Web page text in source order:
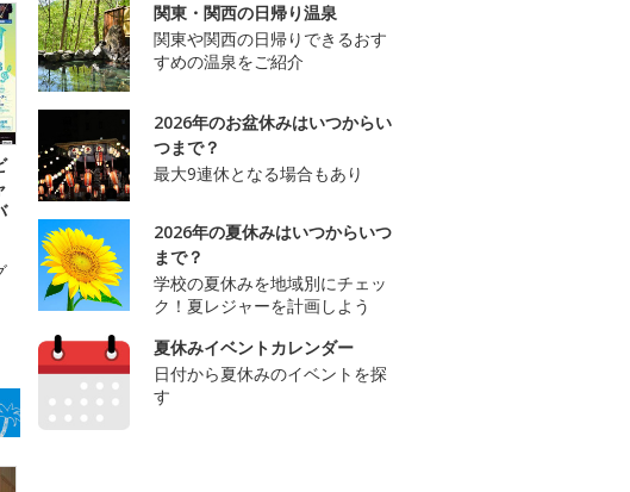
関東・関西の日帰り温泉
関東や関西の日帰りできるおす
すめの温泉をご紹介
2026年のお盆休みはいつからい
つまで？
最大9連休となる場合もあり
2026年の夏休みはいつからいつ
まで？
学校の夏休みを地域別にチェッ
ク！夏レジャーを計画しよう
夏休みイベントカレンダー
日付から夏休みのイベントを探
す